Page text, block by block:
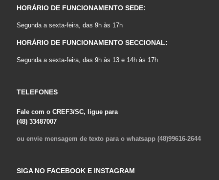
HORÁRIO DE FUNCIONAMENTO SEDE:
Segunda a sexta-feira, das 9h às 17h
HORÁRIO DE FUNCIONAMENTO SECCIONAL:
Segunda a sexta-feira, das 9h às 13 e 14h às 17h
TELEFONES
Fale com o CREF3/SC, ligue para
(48) 33487007
ou envie mensagem de texto para o whatsapp (48)99616-2644
SIGA NO FACEBOOK E INSTAGRAM